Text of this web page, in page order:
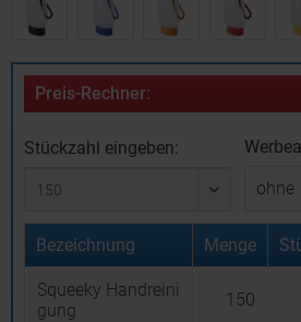
Preis-Rechner:
Stückzahl eingeben:
Bezeichnung Menge
Squeeky Handreini
gung
150